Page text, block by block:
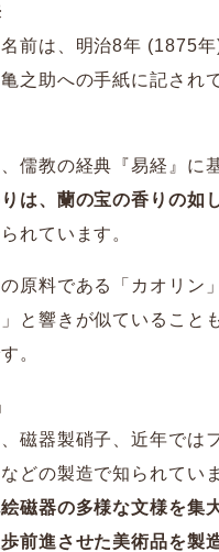
前は、明治8年 (1875
之助への手紙に記され
儒教の経典『易経』に
は、蘭の宝の香りの如
れています。
原料である「カオリン
と響きが似ていること
。
磁器製硝子、近年では
どの製造で知られてい
磁器の多様な文様を集
前進させた美術品を製